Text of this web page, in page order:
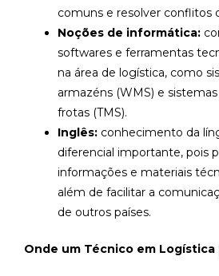
comuns e resolver conflitos
Noções de informática:
softwares e ferramentas
na área de logística, como
armazéns (WMS) e
frotas (TMS).
Inglês: conhecimento da
diferencial importante, pois
informações e materiais
além de facilitar a
de outros países.
Onde um Técnico em